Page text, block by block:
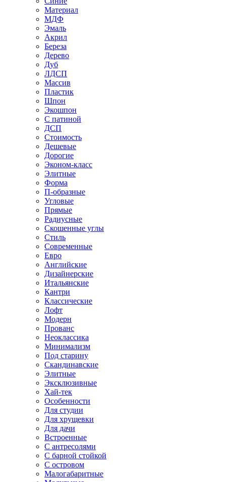
Материал
МДФ
Эмаль
Акрил
Береза
Дерево
Дуб
ЛДСП
Массив
Пластик
Шпон
Экошпон
С патиной
ДСП
Стоимость
Дешевые
Дорогие
Эконом-класс
Элитные
Форма
П-образные
Угловые
Прямые
Радиусные
Скошенные углы
Стиль
Современные
Евро
Английские
Дизайнерские
Итальянские
Кантри
Классические
Лофт
Модерн
Прованс
Неоклассика
Минимализм
Под старину
Скандинавские
Элитные
Эксклюзивные
Хай-тек
Особенности
Для студии
Для хрущевки
Для дачи
Встроенные
С антресолями
С барной стойкой
С островом
Малогабаритные